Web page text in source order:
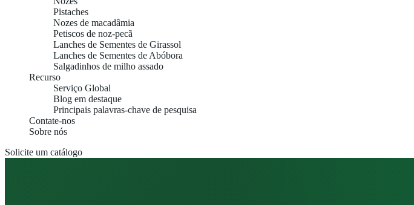
Pistaches
Nozes de macadâmia
Petiscos de noz-pecã
Lanches de Sementes de Girassol
Lanches de Sementes de Abóbora
Salgadinhos de milho assado
Recurso
Serviço Global
Blog em destaque
Principais palavras-chave de pesquisa
Contate-nos
Sobre nós
Solicite um catálogo